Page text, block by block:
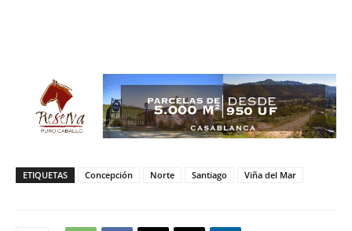
ETIQUETAS Concepción Norte Santiago Viña del Mar